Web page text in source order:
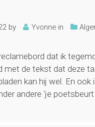
by Yvonne in
dat ik
met de tekst dat deze
kan hij wel. En
andere ‘je